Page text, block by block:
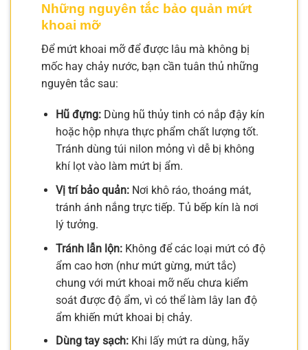
Những nguyên tắc bảo quản mứt
khoai mỡ
Để mứt khoai mỡ để được lâu mà không bị
mốc hay chảy nước, bạn cần tuân thủ những
nguyên tắc sau:
Hũ đựng:Dùng hũ thủy tinh có nắp đậy kín
hoặc hộp nhựa thực phẩm chất lượng tốt.
Tránh dùng túi nilon mỏng vì dễ bị không
khí lọt vào làm mứt bị ẩm.
Vị trí bảo quản:Nơi khô ráo, thoáng mát,
tránh ánh nắng trực tiếp. Tủ bếp kín là nơi
lý tưởng.
Tránh lẫn lộn:Không để các loại mứt có độ
ẩm cao hơn (như mứt gừng, mứt tắc)
chung với mứt khoai mỡ nếu chưa kiểm
soát được độ ẩm, vì có thể làm lây lan độ
ẩm khiến mứt khoai bị chảy.
Dùng tay sạch:Khi lấy mứt ra dùng, hãy